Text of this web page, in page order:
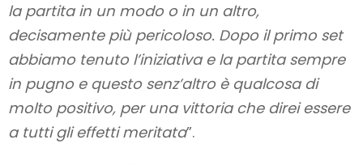
la partita in un modo o in un altro,
decisamente più pericoloso. Dopo il primo set
abbiamo tenuto l’iniziativa e la partita sempre
in pugno e questo senz’altro è qualcosa di
molto positivo, per una vittoria che direi essere
a tutti gli effetti meritata”.